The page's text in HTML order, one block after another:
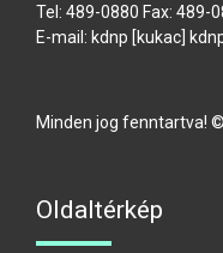
Tel: 489-0880 Fax: 489-
E-mail: kdnp [kukac]
Minden jog fenntartva! ©
Oldaltérkép